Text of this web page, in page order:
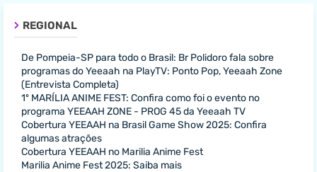
REGIONAL
De Pompeia-SP para todo o Brasil: Br Polidoro fala sobre
programas do Yeeaah na PlayTV: Ponto Pop, Yeeaah Zone
(Entrevista Completa)
1º MARÍLIA ANIME FEST: Confira como foi o evento no
programa YEEAAH ZONE - PROG 45 da Yeeaah TV
Cobertura YEEAAH na Brasil Game Show 2025: Confira
algumas atrações
Cobertura YEEAAH no Marilia Anime Fest
Marilia Anime Fest 2025: Saiba mais